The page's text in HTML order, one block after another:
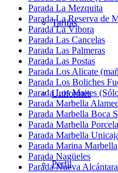
Tarifas
Uniformes
Perfil
Parada La Mezquita
Parada La Reserva de
Parada La Víbora
Parada Las Cancelas
Parada Las Palmeras
Parada Las Postas
Parada Los Alicate
Parada Los Boliches
Parada Los Maites
Parada Marbella
Parada Marbella Boca
Parada Marbella
Parada Marbella
Parada Marina Marbella
Parada Nagüeles
Parada Nueva